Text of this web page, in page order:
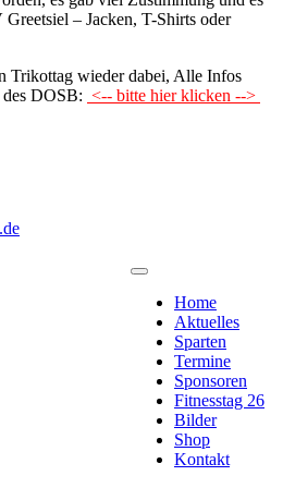
– Jacken, T-Shirts oder
Trikottag wieder dabei, Alle Infos
DOSB: <-- bitte hier klicken -->
Home
Aktuelles
Sparten
Termine
Sponsoren
Fitnesstag 26
Bilder
Shop
Kontakt